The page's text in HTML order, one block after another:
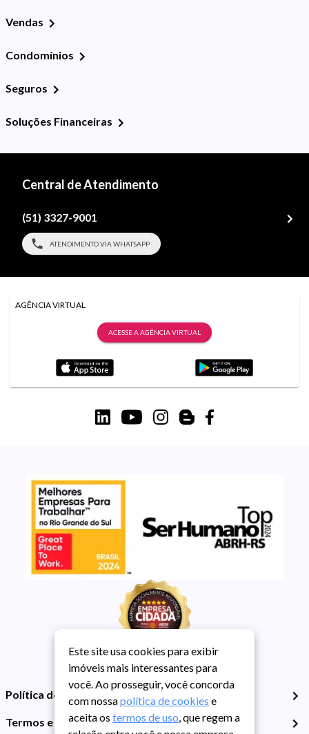
Vendas
Condomínios
Seguros
Soluções Financeiras
Central de Atendimento
(51) 3327-9001
ATENDIMENTO VIA WHATSAPP
AGÊNCIA VIRTUAL
ACESSE A AGÊNCIA VIRTUAL
Política de Privacidade
Termos e Condições de Uso
Este site usa cookies para exibir
imóveis mais interessantes para
você. Ao prosseguir, você concorda
com nossapolítica de cookies e
aceita os termos de uso, que regem a